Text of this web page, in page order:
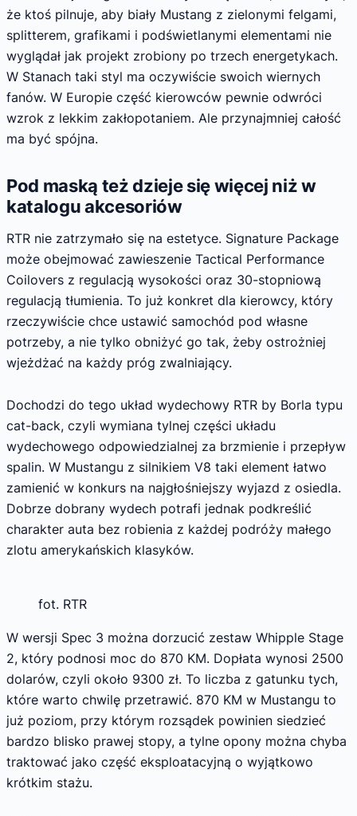
że ktoś pilnuje, aby biały Mustang z zielonymi felgami,
splitterem, grafikami i podświetlanymi elementami nie
wyglądał jak projekt zrobiony po trzech energetykach.
W Stanach taki styl ma oczywiście swoich wiernych
fanów. W Europie część kierowców pewnie odwróci
wzrok z lekkim zakłopotaniem. Ale przynajmniej całość
ma być spójna.
Pod maską też dzieje się więcej niż w
katalogu akcesoriów
RTR nie zatrzymało się na estetyce. Signature Package
może obejmować zawieszenie Tactical Performance
Coilovers z regulacją wysokości oraz 30-stopniową
regulacją tłumienia. To już konkret dla kierowcy, który
rzeczywiście chce ustawić samochód pod własne
potrzeby, a nie tylko obniżyć go tak, żeby ostrożniej
wjeżdżać na każdy próg zwalniający.
Dochodzi do tego układ wydechowy RTR by Borla typu
cat-back, czyli wymiana tylnej części układu
wydechowego odpowiedzialnej za brzmienie i przepływ
spalin. W Mustangu z silnikiem V8 taki element łatwo
zamienić w konkurs na najgłośniejszy wyjazd z osiedla.
Dobrze dobrany wydech potrafi jednak podkreślić
charakter auta bez robienia z każdej podróży małego
zlotu amerykańskich klasyków.
fot. RTR
W wersji Spec 3 można dorzucić zestaw Whipple Stage
2, który podnosi moc do 870 KM. Dopłata wynosi 2500
dolarów, czyli około 9300 zł. To liczba z gatunku tych,
które warto chwilę przetrawić. 870 KM w Mustangu to
już poziom, przy którym rozsądek powinien siedzieć
bardzo blisko prawej stopy, a tylne opony można chyba
traktować jako część eksploatacyjną o wyjątkowo
krótkim stażu.